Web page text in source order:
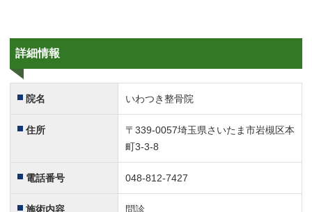
詳細情報
院名 いわつき整骨院
住所
〒339-0057埼玉県さいたま市岩槻区本
町3-3-8
電話番号 048-812-7427
施術内容
問診